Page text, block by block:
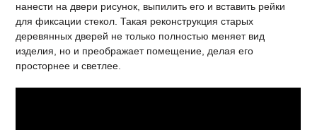
нанести на двери рисунок, выпилить его и вставить рейки
для фиксации стекол. Такая реконструкция старых
деревянных дверей не только полностью меняет вид
изделия, но и преображает помещение, делая его
просторнее и светлее.